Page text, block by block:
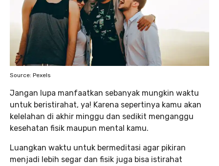
Source: Pexels
Jangan lupa manfaatkan sebanyak mungkin waktu
untuk beristirahat, ya! Karena sepertinya kamu akan
kelelahan di akhir minggu dan sedikit menganggu
kesehatan fisik maupun mental kamu.
Luangkan waktu untuk bermeditasi agar pikiran
menjadi lebih segar dan fisik juga bisa istirahat